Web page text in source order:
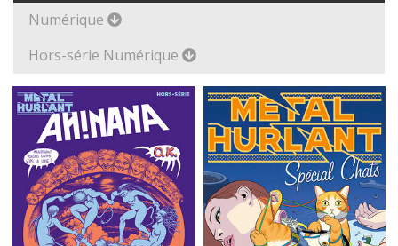
Numérique
Hors-série Numérique